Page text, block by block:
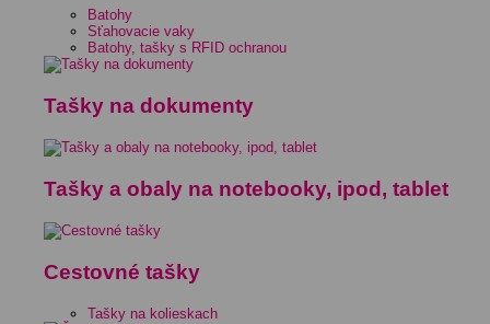
Batohy
Sťahovacie vaky
Batohy, tašky s RFID ochranou
Tašky na dokumenty
Tašky a obaly na notebooky, ipod, tablet
Cestovné tašky
Tašky na kolieskach